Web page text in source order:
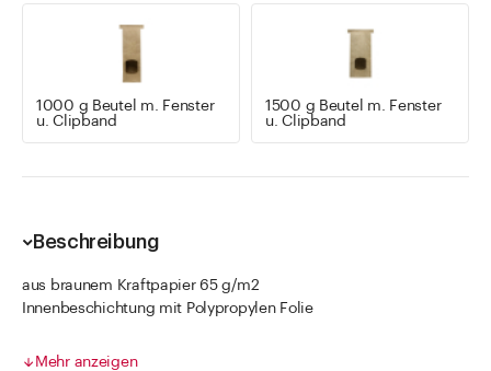
1000 g Beutel m. Fenster
u. Clipband
1500 g Beutel m. Fenster
u. Clipband
Beschreibung
aus braunem Kraftpapier 65 g/m2
Innenbeschichtung mit Polypropylen Folie
Die Füllmenge hängt vom spezifischen Gewicht des Füllgutes
Mehr anzeigen